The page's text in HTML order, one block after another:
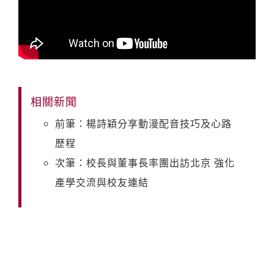
相關新聞
前筆：楊詩穎分享動漫配音技巧及心路
歷程
次筆：校長與董事長率團出訪北京 強化
產學交流與校友連結